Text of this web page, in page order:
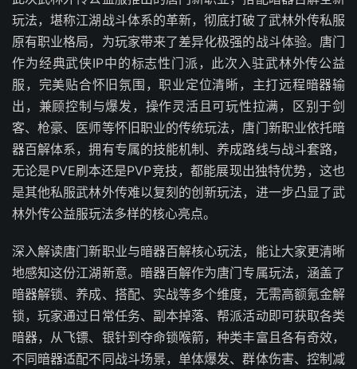
玩法，堪称江湖战斗体系的革新，彻底打破了武林外传私服
原有职业格局，为玩家带来了差异化极强的战斗体验。唐门
作为经典武侠IP中的标志性门派，此次入驻武林外传公益
服，完美贴合怀旧氛围，职业定位清晰，主打远程暗器输
出，兼顾控制与爆发，操作灵活且可玩性拉满，区别于剑
客、枪豪、医师等怀旧职业的传统玩法，唐门新职业依托暗
器百解体系，拥有专属的技能机制、养成路线与战斗套路，
无论是PVE刷本还是PVP竞技，都能展现出独特优势，这也
是其他私服武林外传难以复刻的创新玩法，进一步凸显了武
林外传公益服玩法多样的核心亮点。
深入解读唐门新职业与暗器百解核心玩法，能让大家更清晰
地感知这份江湖新意。暗器百解作为唐门专属玩法，涵盖了
暗器解锁、养成、搭配、实战等多个维度，无需高额氪金解
锁，玩家通过日常任务、副本掉落、帮派活动即可获取各类
暗器，从飞镖、银针到夺命锁喉箭，种类丰富且各有奇效，
不同暗器适配不同战斗场景，单体爆发、群体伤害、控制减